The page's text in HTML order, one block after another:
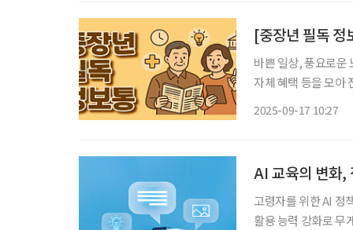
바쁜 일상, 풍요로운
자체 혜택 등을 모아 전달 드립니다. 디지털 실습으로
2025-09-17 10:27
AI 교육의 변화,
고령자를 위한 AI 정
활용 능력 강화로 무